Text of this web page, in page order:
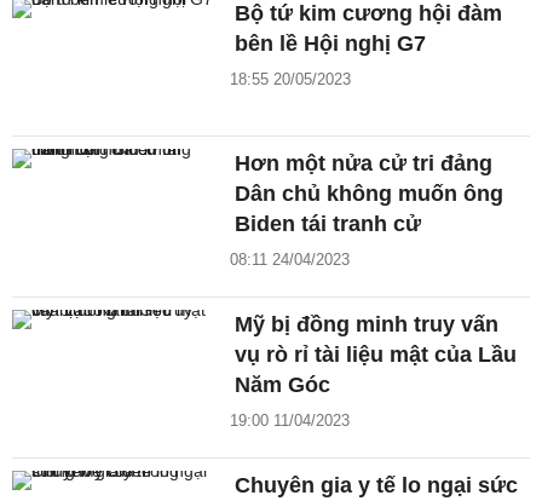
Bộ tứ kim cương hội đàm
bên lề Hội nghị G7
18:55 20/05/2023
Hơn một nửa cử tri đảng
Dân chủ không muốn ông
Biden tái tranh cử
08:11 24/04/2023
Mỹ bị đồng minh truy vấn
vụ rò rỉ tài liệu mật của Lầu
Năm Góc
19:00 11/04/2023
Chuyên gia y tế lo ngại sức